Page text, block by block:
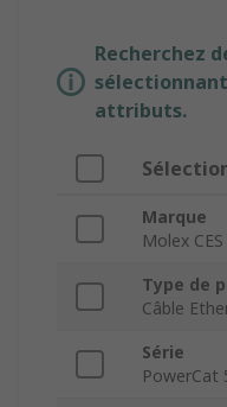
Recherchez
attributs.
Marque
Molex CES
Type de
Câble
Série
PowerCat